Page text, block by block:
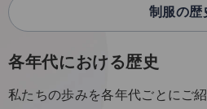
制服の歴
各年代における歴史
私たちの歩みを各年代ごとにご紹